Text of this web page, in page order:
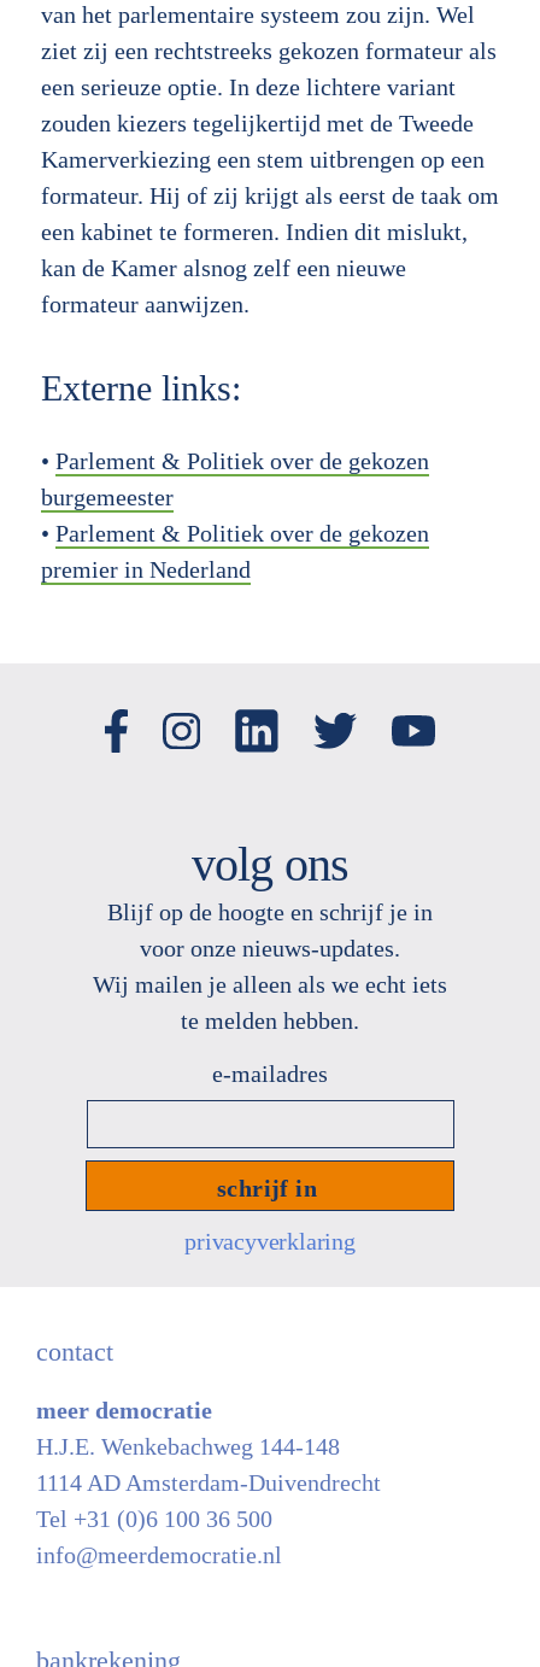
van het parlementaire systeem zou zijn. Wel
ziet zij een rechtstreeks gekozen formateur als
een serieuze optie. In deze lichtere variant
zouden kiezers tegelijkertijd met de Tweede
Kamerverkiezing een stem uitbrengen op een
formateur. Hij of zij krijgt als eerst de taak om
een kabinet te formeren. Indien dit mislukt,
kan de Kamer alsnog zelf een nieuwe
formateur aanwijzen.
Externe links:
• Parlement & Politiek over de gekozen
burgemeester
• Parlement & Politiek over de gekozen
premier in Nederland
volg ons
Blijf op de hoogte en schrijf je in
voor onze nieuws-updates.
Wij mailen je alleen als we echt iets
te melden hebben.
mailadres
privacyverklaring
contact
meer democratie
H.J.E. Wenkebachweg 144-148
1114 AD Amsterdam-Duivendrecht
Tel +31 (0)6 100 36 500
info@meerdemocratie.nl
bankrekening